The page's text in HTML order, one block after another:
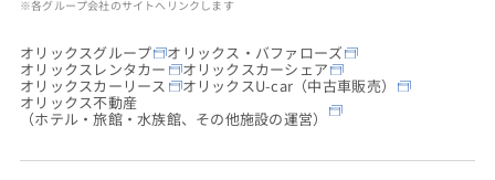
※各グループ会社のサイトへリンクします
オリックスグループ オリックス・バファローズ
オリックスレンタカー オリックスカーシェア
オリックスカーリース オリックスU-car（中古車販売）
オリックス不動産
（ホテル・旅館・水族館、その他施設の運営）